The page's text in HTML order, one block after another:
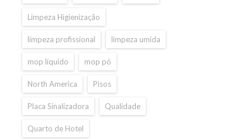
Limpeza Higienização
limpeza profissional limpeza umida
mop líquido mop pó
North America Pisos
Placa Sinalizadora Qualidade
Quarto de Hotel